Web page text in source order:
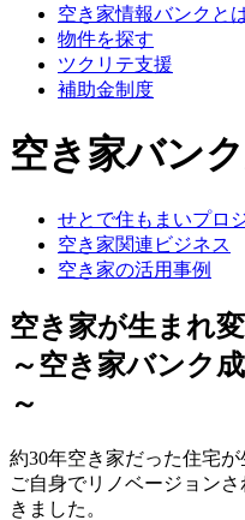
空き家情報バンクと
物件を探す
ツクリテ支援
補助金制度
空き家バン
せとで住もまいプロ
空き家関連ビジネス
空き家の活用事例
空き家が生まれ
～空き家バンク
～
約30年空き家だった住宅が
ご自身でリノベージョン
きました。